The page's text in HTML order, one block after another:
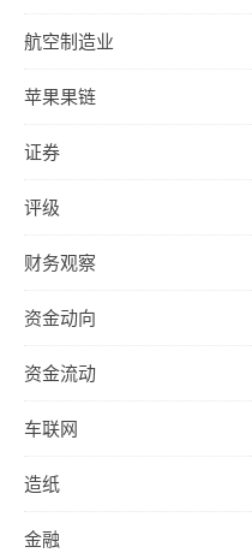
航空制造业
苹果果链
证券
评级
财务观察
资金动向
资金流动
车联网
造纸
金融